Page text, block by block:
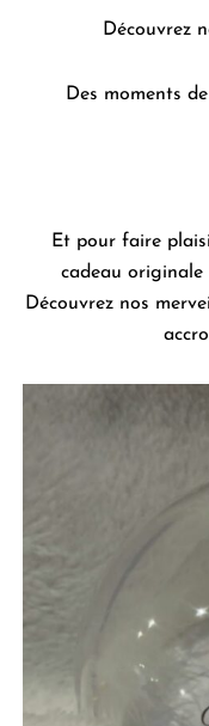
Découvrez
Des moments
Et pour faire
cadeau
Découvrez nos